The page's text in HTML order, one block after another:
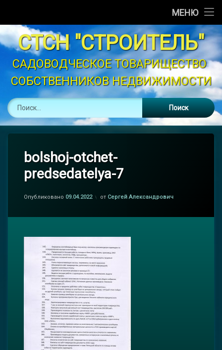
МЕНЮ
Новости
Объявления
График Полива
Устав
Законодательство
Перейти
к
содержимому
СТСН "СТРОИТЕЛЬ"
САДОВОДЧЕСКОЕ ТОВАРИЩЕСТВО
СОБСТВЕННИКОВ НЕДВИЖИМОСТИ
bolshoj-otchet-
predsedatelya-7
Опубликовано 09.04.2022 от Сергей Александрович